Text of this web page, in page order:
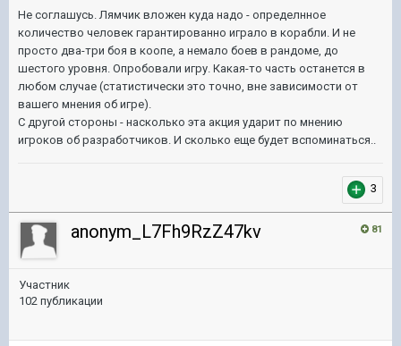
Не соглашусь. Лямчик вложен куда надо - определнное
количество человек гарантированно играло в корабли. И не
просто два-три боя в коопе, а немало боев в рандоме, до
шестого уровня. Опробовали игру. Какая-то часть останется в
любом случае (статистически это точно, вне зависимости от
вашего мнения об игре).
С другой стороны - насколько эта акция ударит по мнению
игроков об разработчиков. И сколько еще будет вспоминаться..
3
81
anonym_L7Fh9RzZ47kv
Участник
102 публикации